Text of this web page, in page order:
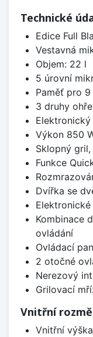
Technické
Edice Full
Vestavná
Objem: 22 l
5 úrovní
Paměť pro
3 druhy
Výkon 850
Sklopný
Funkce
Dvířka se
Kombinace
ovládání
Ovládací
2 otočné
Nerezový
Grilovací
Vnitřní
Vnitřní